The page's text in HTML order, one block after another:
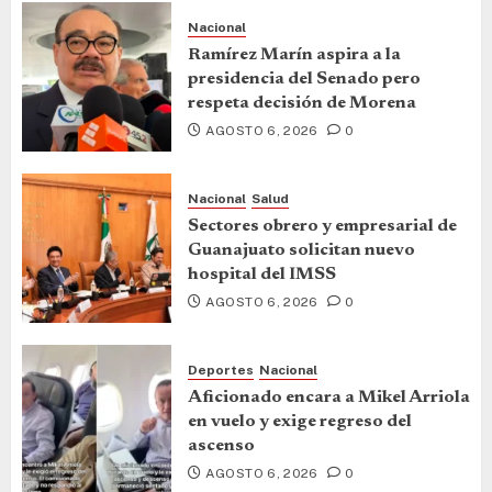
Nacional
Ramírez Marín aspira a la
presidencia del Senado pero
respeta decisión de Morena
AGOSTO 6, 2026 0
Nacional Salud
Sectores obrero y empresarial de
Guanajuato solicitan nuevo
hospital del IMSS
AGOSTO 6, 2026 0
Deportes Nacional
Aficionado encara a Mikel Arriola
en vuelo y exige regreso del
ascenso
AGOSTO 6, 2026 0